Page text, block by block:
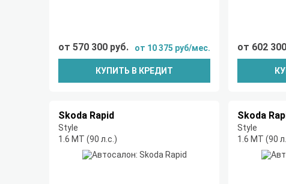
от 570 300 руб. от 10 375 руб/мес.
КУПИТЬ В КРЕДИТ
от 602
Skoda Rapid
Style
1.6 MT (90 л.с.)
Skoda
Style
1.6 MT (90